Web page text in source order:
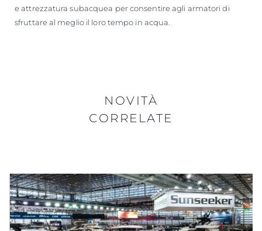
e attrezzatura subacquea per consentire agli armatori di
sfruttare al meglio il loro tempo in acqua.
NOVITÀ
CORRELATE